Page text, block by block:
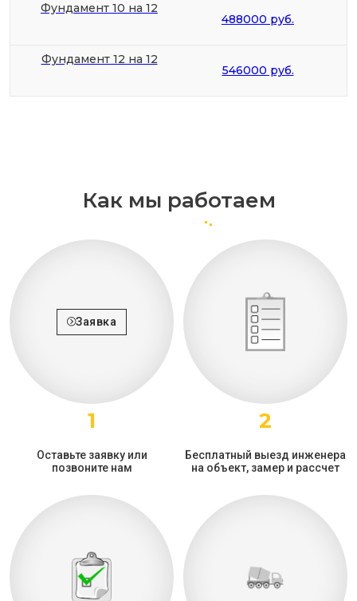
Фундамент 10 на 12
488000 руб.
Фундамент 12 на 12
546000 руб.
Как мы работаем
Заявка
1
Оставьте заявку или
позвоните нам
2
Бесплатный выезд инженера
на объект, замер и рассчет